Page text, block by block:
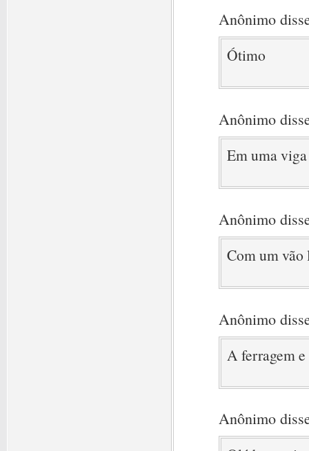
Anônimo
Ótimo
Anônimo
Em uma
Anônimo
Com um
Anônimo
A ferragem
Anônimo